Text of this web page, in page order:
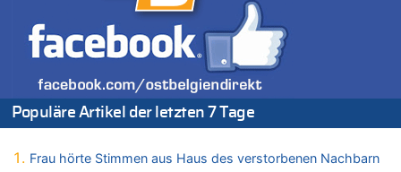
Politischer Eklat bei der Gedenkfeier in Marcinelle – Meloni:
„Schwerwiegende und beschämende Geste“
09.08.2026 - 11:11 von Chips zu
Aachen ab 11. August wieder Mekka des Pferdesports –
Belgien setzt bei Reit-WM auf starke Springreiter
09.08.2026 - 11:08 von Chips zu
Tempolimit in 30er-Zonen – Untersuchung von Vias
Populäre Artikel der letzten 7 Tage
Frau hörte Stimmen aus Haus des verstorbenen Nachbarn